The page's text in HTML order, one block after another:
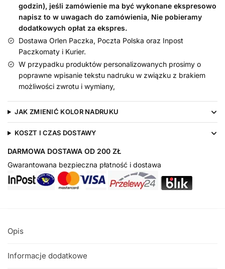
wysokości
godzin), jeśli zamówienie ma być wykonane ekspresowo
napisz to w uwagach do zamówienia, Nie pobieramy
dodatkowych opłat za ekspres.
Dostawa Orlen Paczka, Poczta Polska oraz Inpost
Paczkomaty i Kurier.
W przypadku produktów personalizowanych prosimy o
poprawne wpisanie tekstu nadruku w związku z brakiem
możliwości zwrotu i wymiany,
JAK ZMIENIĆ KOLOR NADRUKU
KOSZT I CZAS DOSTAWY
DARMOWA DOSTAWA OD 200 ZŁ
Gwarantowana bezpieczna płatność i dostawa
Opis
Informacje dodatkowe